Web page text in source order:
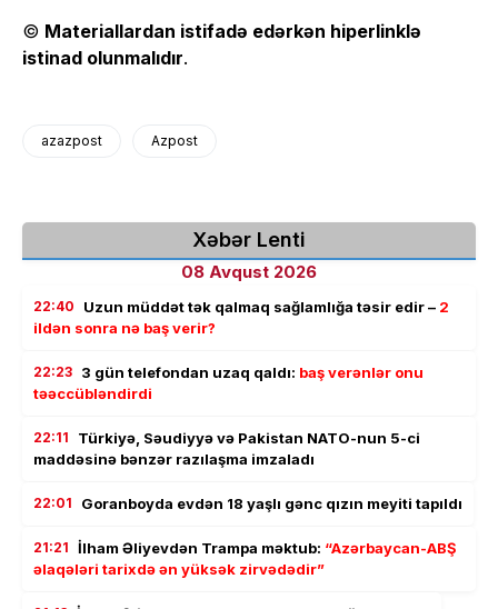
© Materiallardan istifadə edərkən hiperlinklə
istinad olunmalıdır.
azazpost Azpost
Xəbər Lenti
08 Avqust 2026
22:40 Uzun müddət tək qalmaq sağlamlığa təsir edir – 2
ildən sonra nə baş verir?
22:23 3 gün telefondan uzaq qaldı: baş verənlər onu
təəccübləndirdi
22:11
Türkiyə, Səudiyyə və Pakistan NATO-nun 5-ci
maddəsinə bənzər razılaşma imzaladı
22:01 Goranboyda evdən 18 yaşlı gənc qızın meyiti tapıldı
21:21 İlham Əliyevdən Trampa məktub: “Azərbaycan-ABŞ
əlaqələri tarixdə ən yüksək zirvədədir”